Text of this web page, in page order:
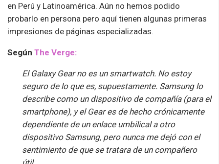
en Perú y Latinoamérica. Aún no hemos podido
probarlo en persona pero aquí tienen algunas primeras
impresiones de páginas especializadas.
Según The Verge:
El Galaxy Gear no es un smartwatch. No estoy
seguro de lo que es, supuestamente. Samsung lo
describe como un dispositivo de compañía (para el
smartphone), y el Gear es de hecho crónicamente
dependiente de un enlace umbilical a otro
dispositivo Samsung, pero nunca me dejó con el
sentimiento de que se tratara de un compañero